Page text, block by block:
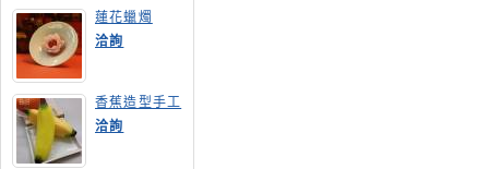
蓮花蠟燭
洽詢
香蕉造型手工
皂
洽詢